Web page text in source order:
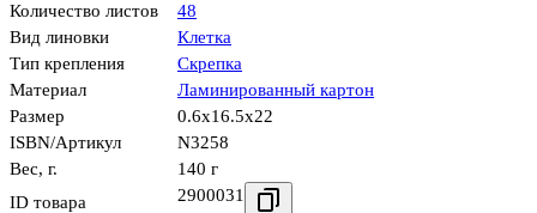
Количество листов
48
Вид линовки
Клетка
Тип крепления
Скрепка
Материал
Ламинированный картон
Размер
0.6x16.5x22
ISBN/Артикул
N3258
Вес, г.
140 г
ID товара
2900031